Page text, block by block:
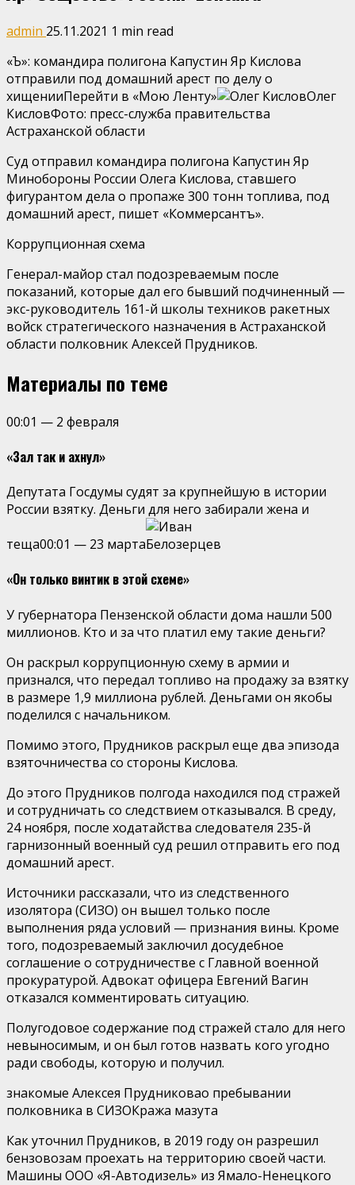
admin 25.11.2021 1 min read
«Ъ»: командира полигона Капустин Яр Кислова
отправили под домашний арест по делу о
хищенииПерейти в «Мою Ленту»
Олег
КисловФото: пресс-служба правительства
Астраханской области
Суд отправил командира полигона Капустин Яр
Минобороны России Олега Кислова, ставшего
фигурантом дела о пропаже 300 тонн топлива, под
домашний арест, пишет «Коммерсантъ».
Коррупционная схема
Генерал-майор стал подозреваемым после
показаний, которые дал его бывший подчиненный —
экс-руководитель 161-й школы техников ракетных
войск стратегического назначения в Астраханской
области полковник Алексей Прудников.
Материалы по теме
00:01 — 2 февраля
«Зал так и ахнул»
Депутата Госдумы судят за крупнейшую в истории
России взятку. Деньги для него забирали жена и
теща00:01 — 23 марта
«Он только винтик в этой схеме»
У губернатора Пензенской области дома нашли 500
миллионов. Кто и за что платил ему такие деньги?
Он раскрыл коррупционную схему в армии и
признался, что передал топливо на продажу за взятку
в размере 1,9 миллиона рублей. Деньгами он якобы
поделился с начальником.
Помимо этого, Прудников раскрыл еще два эпизода
взяточничества со стороны Кислова.
До этого Прудников полгода находился под стражей
и сотрудничать со следствием отказывался. В среду,
24 ноября, после ходатайства следователя 235-й
гарнизонный военный суд решил отправить его под
домашний арест.
Источники рассказали, что из следственного
изолятора (СИЗО) он вышел только после
выполнения ряда условий — признания вины. Кроме
того, подозреваемый заключил досудебное
соглашение о сотрудничестве с Главной военной
прокуратурой. Адвокат офицера Евгений Вагин
отказался комментировать ситуацию.
Полугодовое содержание под стражей стало для него
невыносимым, и он был готов назвать кого угодно
ради свободы, которую и получил.
знакомые Алексея Прудниковао пребывании
полковника в СИЗОКража мазута
Как уточнил Прудников, в 2019 году он разрешил
бензовозам проехать на территорию своей части.
Машины ООО «Я-Автодизель» из Ямало-Ненецкого